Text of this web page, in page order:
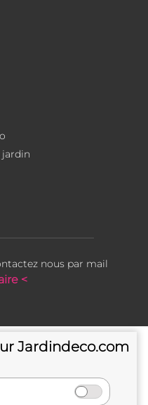
jardin
nous par mail
<
Jardindeco.com